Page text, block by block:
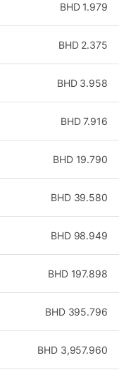
1.979
BHD
2.375
BHD
3.958
BHD
7.916
BHD
19.790
BHD
39.580
BHD
98.949
BHD
197.898
BHD
395.796
BHD
3,957.960
BHD